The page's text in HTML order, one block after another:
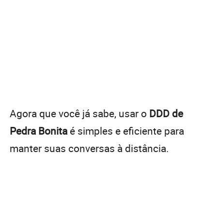
Agora que você já sabe, usar o DDD de
Pedra Bonita é simples e eficiente para
manter suas conversas à distância.